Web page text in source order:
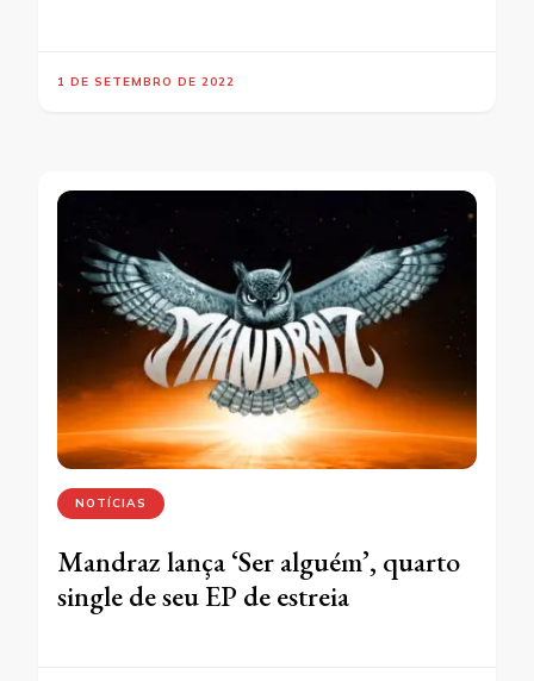
1 DE SETEMBRO DE 2022
NOTÍCIAS
Mandraz lança ‘Ser alguém’, quarto
single de seu EP de estreia